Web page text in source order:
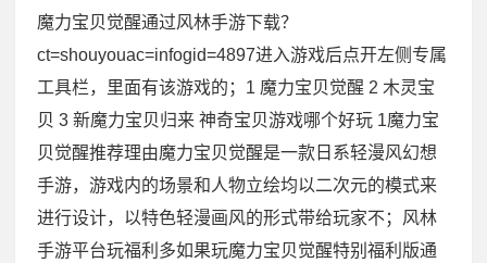
魔力宝贝觉醒通过风林手游下载？
ct=shouyouac=infogid=4897进入游戏后点开左侧专属
工具栏，里面有该游戏的；1 魔力宝贝觉醒 2 木灵宝
贝 3 新魔力宝贝归来 神奇宝贝游戏哪个好玩 1魔力宝
贝觉醒推荐理由魔力宝贝觉醒是一款日系轻漫风幻想
手游，游戏内的场景和人物立绘均以二次元的模式来
进行设计，以特色轻漫画风的形式带给玩家不；风林
手游平台玩福利多如果玩魔力宝贝觉醒特别福利版通